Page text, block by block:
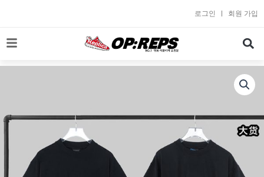
로
로그인 회원 가입